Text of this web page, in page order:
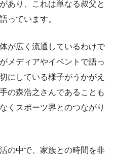
あり、これは単なる叔父と
っています。
が広く流通しているわけで
メディアやイベントで語っ
にしている様子がうかがえ
の森浩之さんであることも
くスポーツ界とのつながり
の中で、家族との時間を非